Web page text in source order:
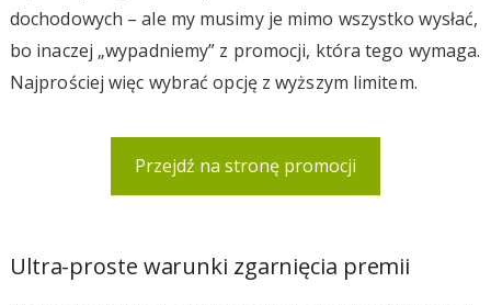
dochodowych – ale my musimy je mimo wszystko wysłać,
bo inaczej „wypadniemy” z promocji, która tego wymaga.
Najprościej więc wybrać opcję z wyższym limitem.
Przejdź na stronę promocji
Ultra-proste warunki zgarnięcia premii